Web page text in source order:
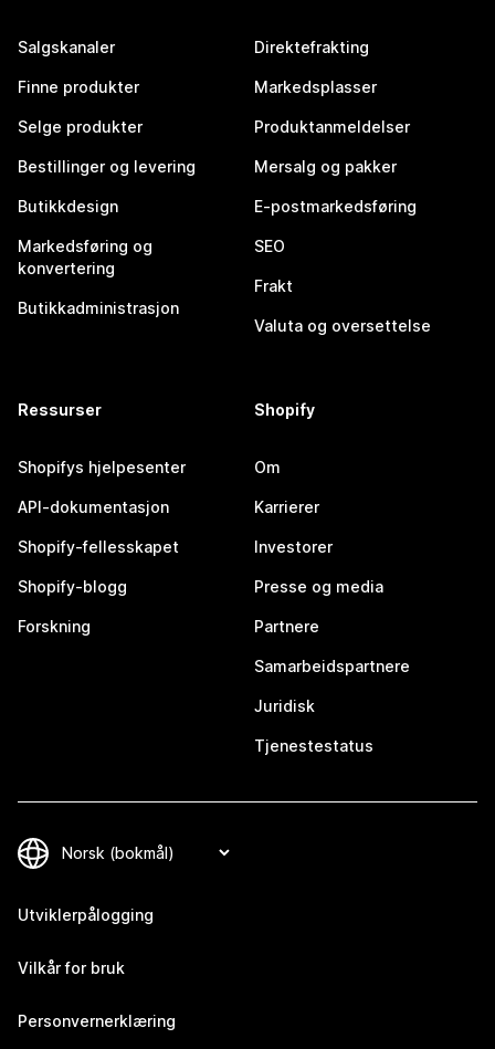
Salgskanaler
Finne produkter
Selge produkter
Bestillinger og levering
Butikkdesign
Markedsføring og
konvertering
Butikkadministrasjon
Direktefrakting
Markedsplasser
Produktanmeldelser
Mersalg og pakker
E-postmarkedsføring
SEO
Frakt
Valuta og oversettelse
Ressurser
Shopifys hjelpesenter
API-dokumentasjon
Shopify-fellesskapet
Shopify-blogg
Forskning
Shopify
Om
Karrierer
Investorer
Presse og media
Partnere
Samarbeidspartnere
Juridisk
Tjenestestatus
Utviklerpålogging
Vilkår for bruk
Personvernerklæring